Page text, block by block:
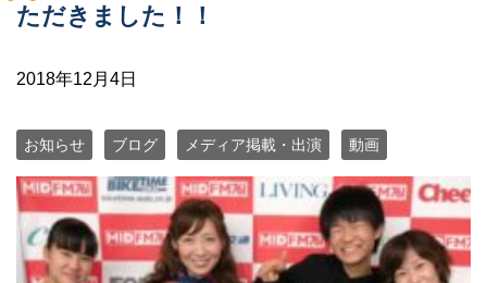
ただきました！！
2018年12月4日
お知らせ ブログ メディア掲載・出演 動画